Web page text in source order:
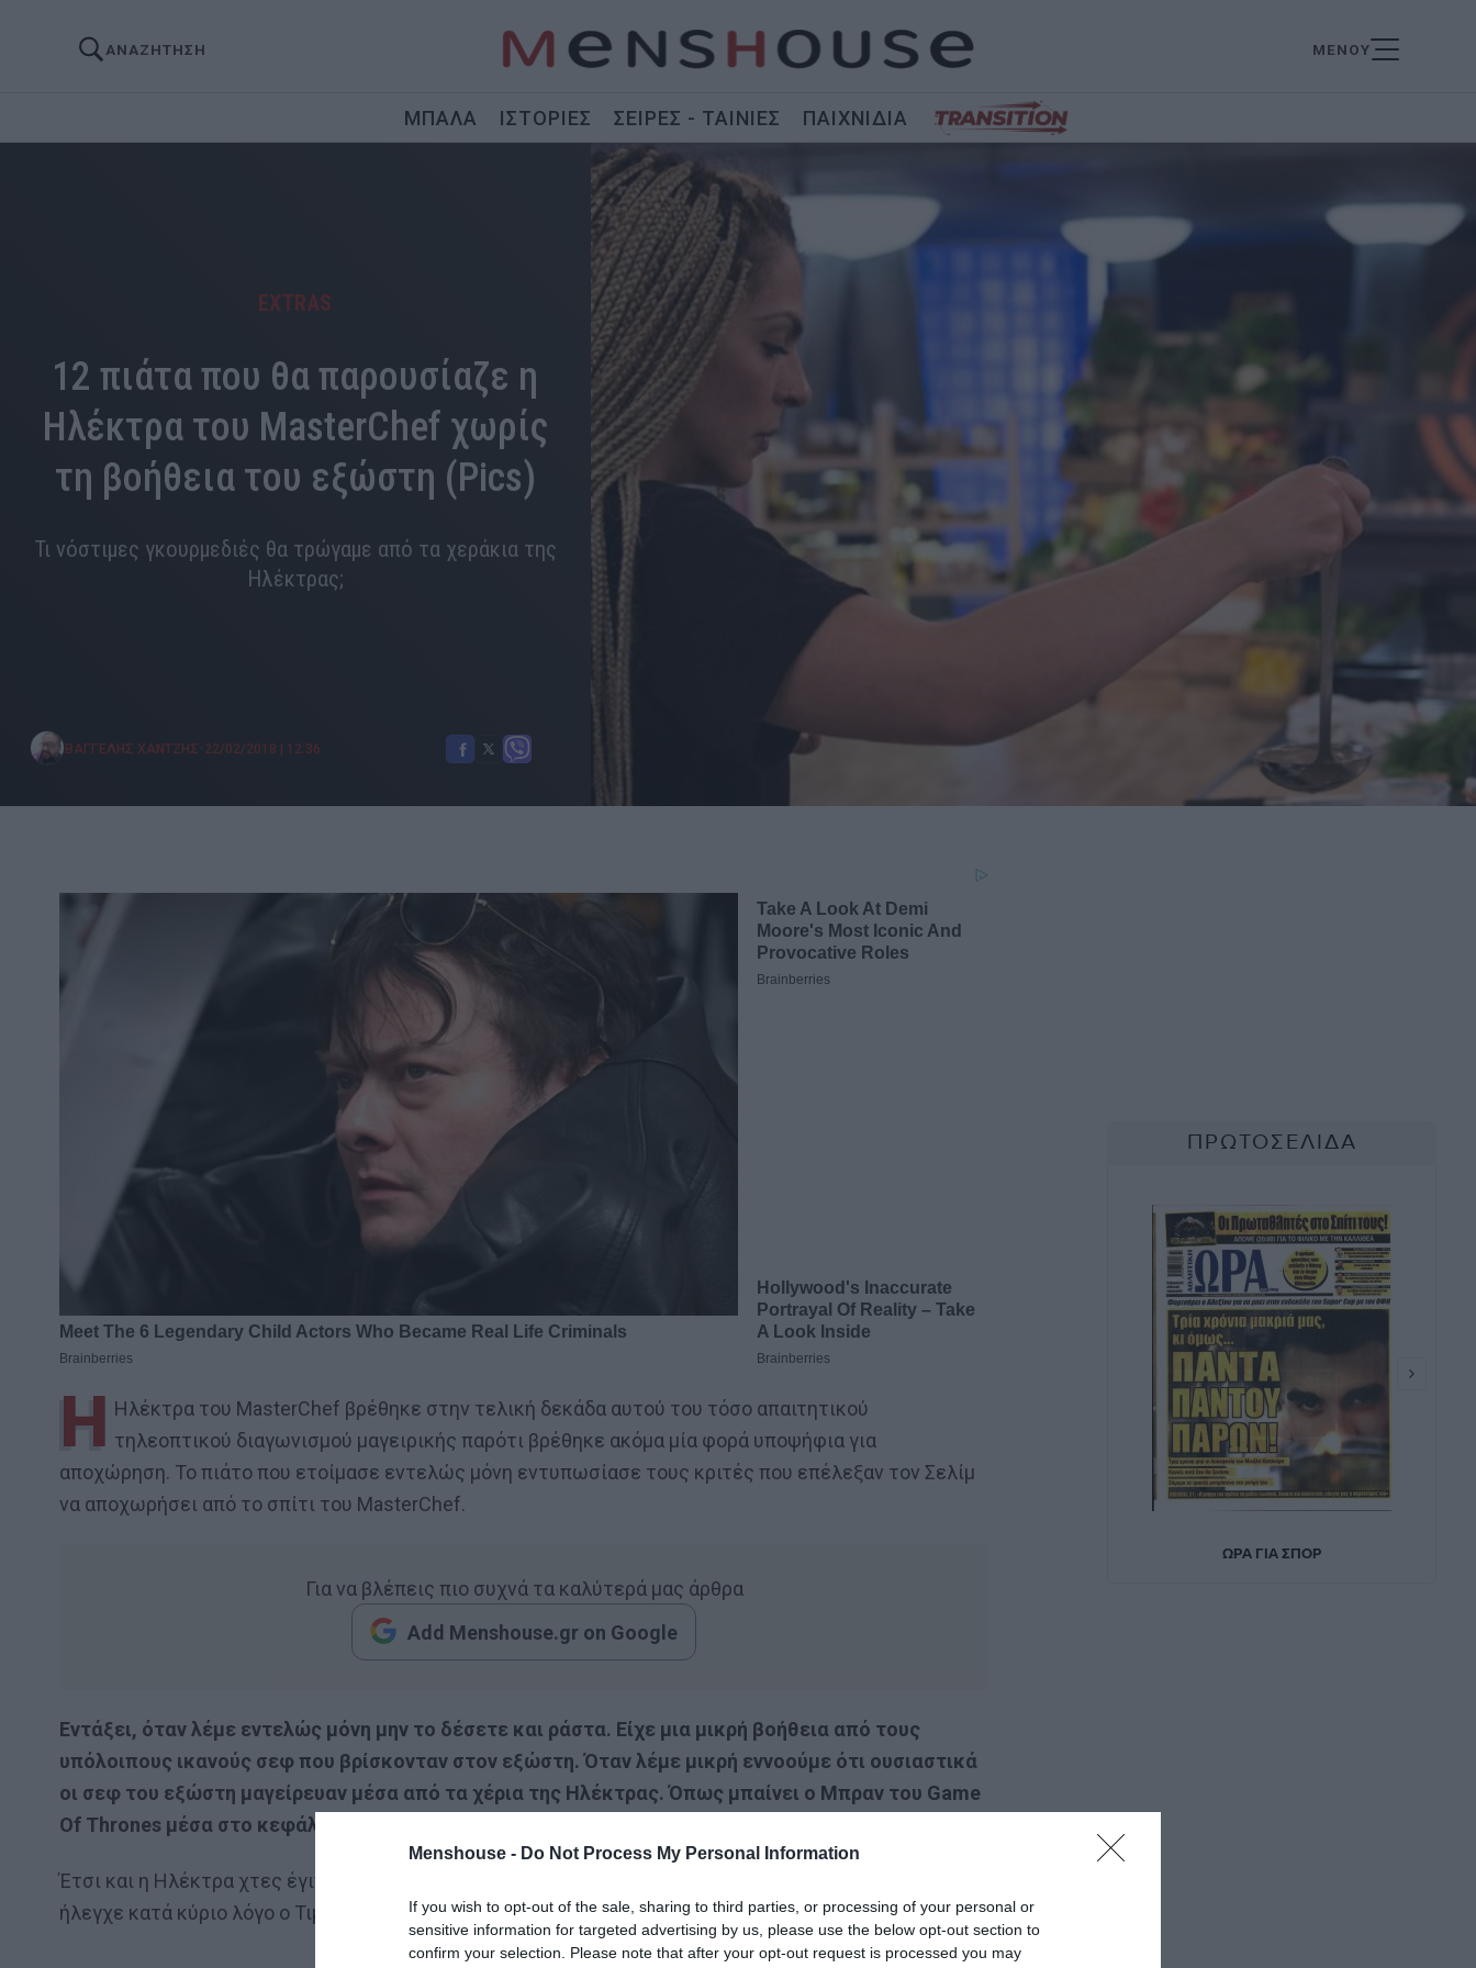
Menshouse - Do Not Process My Personal Information
If you wish to opt-out of the sale, sharing to third parties, or processing of your personal or
sensitive information for targeted advertising by us, please use the below opt-out section to
confirm your selection. Please note that after your opt-out request is processed you may
ΑΝΑΖΗΤΗΣΗ ΜΕΝΟΥ
ΜΠΑΛΑ ΙΣΤΟΡΙΕΣ ΣΕΙΡΕΣ - ΤΑΙΝΙΕΣ ΠΑΙΧΝΙΔΙΑ
EXTRAS
12 πιάτα που θα παρουσίαζε η
Ηλέκτρα του MasterChef χωρίς
τη βοήθεια του εξώστη (Pics)
Τι νόστιμες γκουρμεδιές θα τρώγαμε από τα χεράκια της
Ηλέκτρας;
ΒΑΓΓΕΛΗΣ ΧΑΝΤΖΗΣ 22/02/2018 | 12:36
Η Ηλέκτρα του MasterChef βρέθηκε στην τελική δεκάδα αυτού του τόσο απαιτητικού
τηλεοπτικού διαγωνισμού μαγειρικής παρότι βρέθηκε ακόμα μία φορά υποψήφια για
αποχώρηση. Το πιάτο που ετοίμασε εντελώς μόνη εντυπωσίασε τους κριτές που επέλεξαν τον Σελίμ
να αποχωρήσει από το σπίτι του MasterChef.
Για να βλέπεις πιο συχνά τα καλύτερά μας άρθρα
Add Menshouse.gr on Google
Εντάξει, όταν λέμε εντελώς μόνη μην το δέσετε και ράστα. Είχε μια μικρή βοήθεια από τους
υπόλοιπους ικανούς σεφ που βρίσκονταν στον εξώστη. Όταν λέμε μικρή εννοούμε ότι ουσιαστικά
οι σεφ του εξώστη μαγείρευαν μέσα από τα χέρια της Ηλέκτρας. Όπως μπαίνει ο Μπραν του Game
Of Thrones μέσα στο κεφάλι των υπόλοιπων ηρώων και τους κατευθύνει.
Έτσι και η Ηλέκτρα χτες έγινε, κατά δήλωση των ίδιων των κριτών, μία μαγειρική μαριονέτα που την
ήλεγχε κατά κύριο λόγο ο Τιμολέων αλλά και οι άλλοι σεφ του εξώστη.